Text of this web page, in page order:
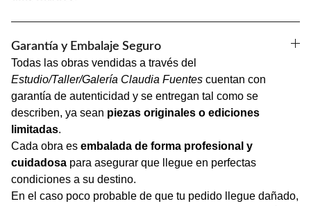
Garantía y Embalaje Seguro
Todas las obras vendidas a través del
Estudio/Taller/Galería Claudia Fuentes cuentan con
garantía de autenticidad y se entregan tal como se
describen, ya sean piezas originales o ediciones
limitadas.
Cada obra es embalada de forma profesional y
cuidadosa para asegurar que llegue en perfectas
condiciones a su destino.
En el caso poco probable de que tu pedido llegue dañado,